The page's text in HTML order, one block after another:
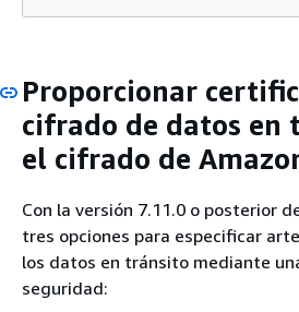
Proporcionar
cifrado de datos en
el cifrado de
Con la versión 7.11.0 o posterior
tres opciones para especificar
los datos en tránsito mediante
seguridad: